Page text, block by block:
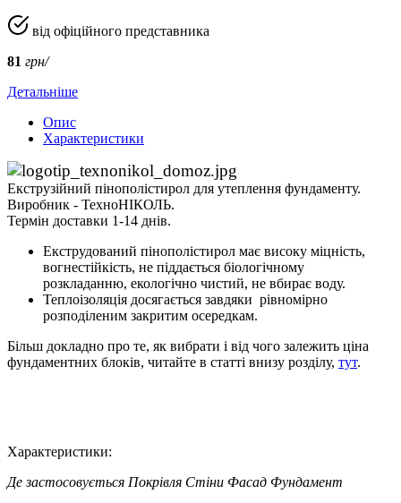
від офіційного представника
81 грн/
Детальніше
Опис
Характеристики
Екструзійний пінополістирол для утеплення фундаменту.
Виробник - ТехноНІКОЛЬ.
Термін доставки 1-14 днів.
Екструдований пінополістирол має високу міцність,
вогнестійкість, не піддається біологічному
розкладанню, екологічно чистий, не вбирає воду.
Теплоізоляція досягається завдяки рівномірно
розподіленим закритим осередкам.
Більш докладно про те, як вибрати і від чого залежить ціна
фундаментних блоків, читайте в статті внизу розділу, тут.
Характеристики:
Де застосовується Покрівля Стіни Фасад Фундамент